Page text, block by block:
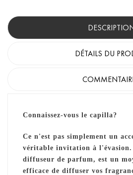
DÉTAILS DU
Connaissez-vous le capilla?
Ce n'est pas simplement un
véritable invitation à
diffuseur de parfum, est un
efficace de diffuser vos